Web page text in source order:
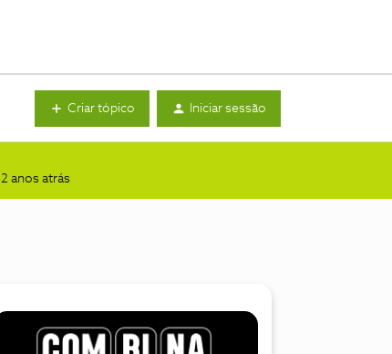
Criar tópico Iniciar sessão
2 anos atrás